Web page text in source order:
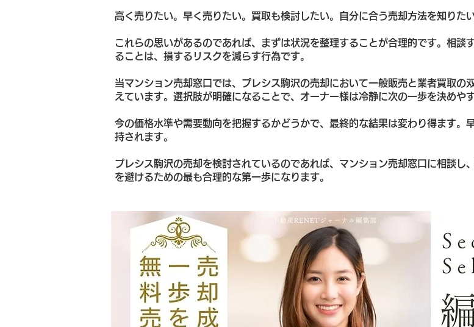
高く売りたい。早く売りたい。買取も検討したい。自分に合う売却方法を知りた
これらの思いがあるのであれば、まずは状況を整理することが合理的です。相談
ることは、損するリスクを減らす行為です。
当マンション売却窓口では、プレシス駒沢の売却において一般販売と業者買取の
えています。選択肢が明確になることで、オーナー様は冷静に次の一歩を決めや
今の価格水準や需要動向を把握するかどうかで、最終的な結果は変わり得ます。
持されます。
プレシス駒沢の売却を検討されているのであれば、マンション売却窓口に相談し
を避けるための最も合理的な第一歩になります。